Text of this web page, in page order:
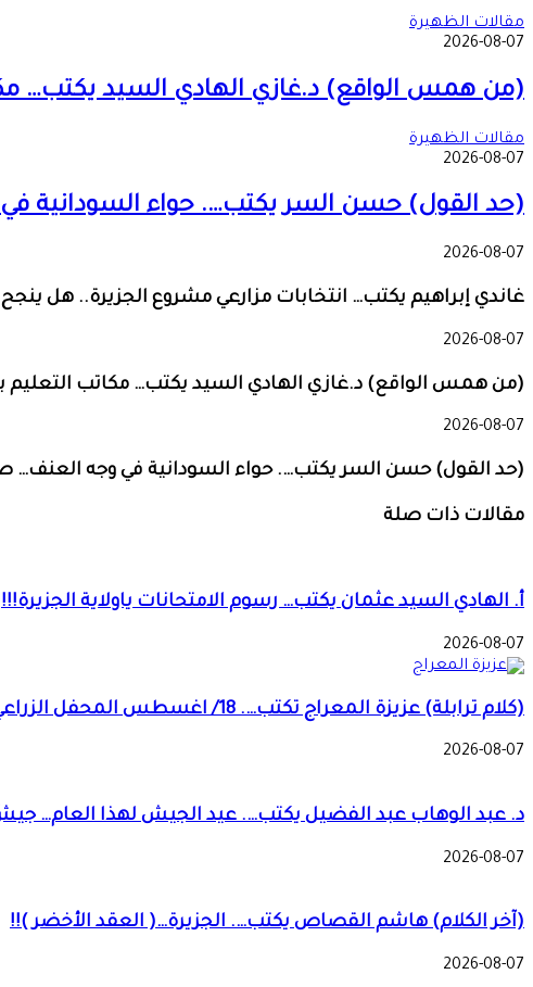
مقالات الظهيرة
2026-08-07
(من همس الواقع) د.غازي الهادي السيد يكتب…
مقالات الظهيرة
2026-08-07
(حد القول) حسن السر يكتب…. حواء السودانية
2026-08-07
غاندي إبراهيم يكتب… انتخابات مزارعي مشروع الجزيرة.. هل
2026-08-07
(من همس الواقع) د.غازي الهادي السيد يكتب… مكاتب التعليم
2026-08-07
(حد القول) حسن السر يكتب…. حواء السودانية في وجه العنف…
مقالات ذات صلة
أ. الهادي السيد عثمان يكتب… رسوم الامتحانات ياولاية الجزيرة!!!
2026-08-07
(كلام ترابلة) عزيزة المعراج تكتب…. 18/ اغسطس المحفل الزراعي الديمقراطي والمصري!!
2026-08-07
د. عبد الوهاب عبد الفضيل يكتب…. عيد الجيش لهذا العام…
2026-08-07
(آخر الكلام) هاشم القصاص يكتب…. الجزيرة…( العقد الأخضر )!!
2026-08-07